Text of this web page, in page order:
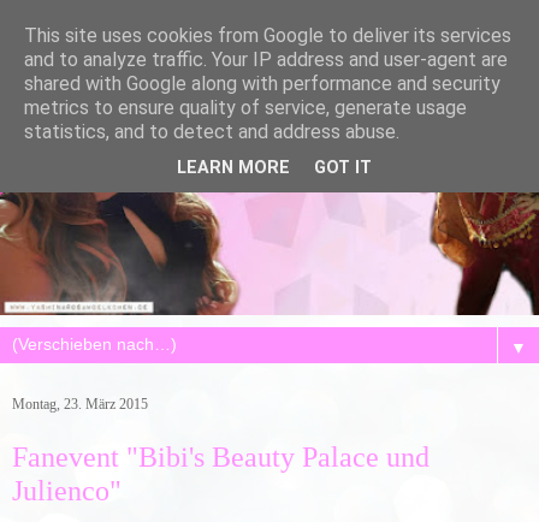
▼
Montag, 23. März 2015
Fanevent "Bibi's Beauty Palace und
Julienco"
This site uses cookies from Google to deliver its services
and to analyze traffic. Your IP address and user-agent are
shared with Google along with performance and security
metrics to ensure quality of service, generate usage
statistics, and to detect and address abuse.
LEARN MORE GOT IT